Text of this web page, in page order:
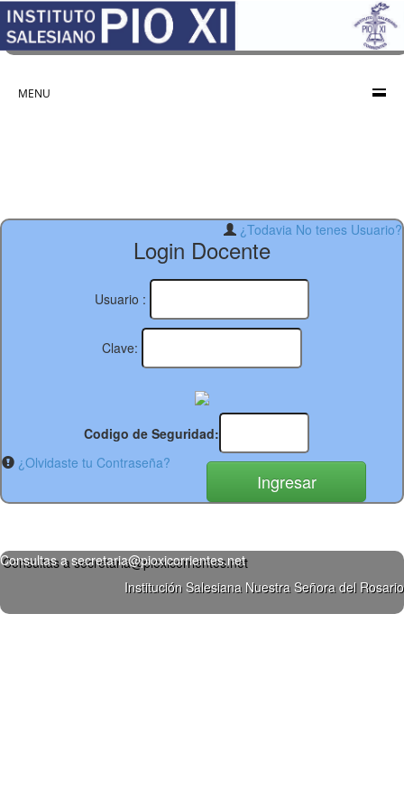
MENU
¿Todavia No tenes Usuario?
Login Docente
Usuario :
Clave:
Codigo de Seguridad:
¿Olvidaste tu Contraseña?
Consultas a secretaria@pioxicorrientes.net
Institución Salesiana Nuestra Señora del Rosario